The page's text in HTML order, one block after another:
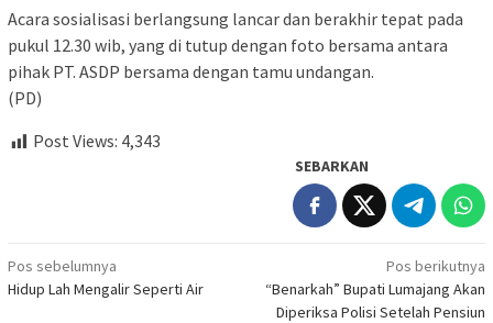
Acara sosialisasi berlangsung lancar dan berakhir tepat pada
pukul 12.30 wib, yang di tutup dengan foto bersama antara
pihak PT. ASDP bersama dengan tamu undangan.
(PD)
Post Views: 4,343
SEBARKAN
Navigasi
pos
Pos sebelumnya
Hidup Lah Mengalir Seperti Air
Pos berikutnya
“Benarkah” Bupati Lumajang Akan
Diperiksa Polisi Setelah Pensiun